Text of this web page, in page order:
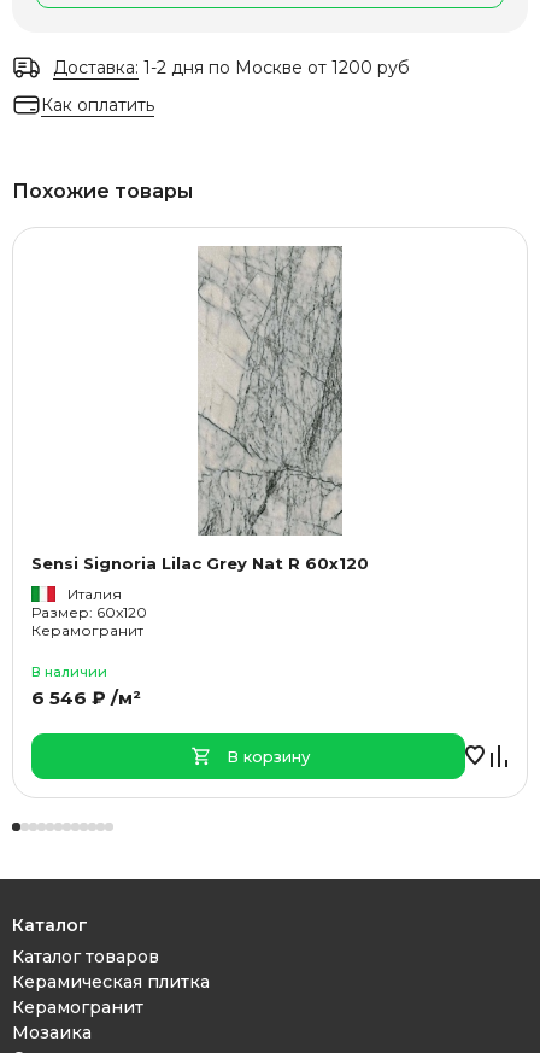
Доставка: 1-2 дня по Москве от 1200 руб
Как оплатить
Похожие товары
Sensi Signoria Lilac Grey Nat R 60x120
Италия
Размер: 60x120
Керамогранит
В наличии
6 546 ₽ /м²
В корзину
Каталог
Каталог товаров
Керамическая плитка
Керамогранит
Мозаика